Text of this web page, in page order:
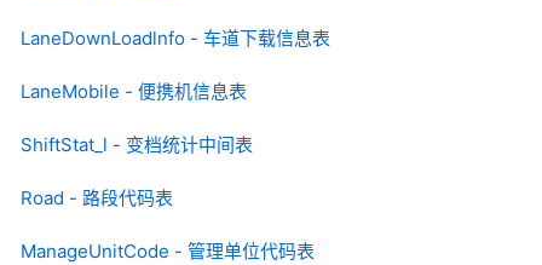
LaneDownLoadlnfo - 车道下载信息表
LaneMobile - 便携机信息表
ShiftStat_l - 变档统计中间表
Road - 路段代码表
ManageUnitCode - 管理单位代码表